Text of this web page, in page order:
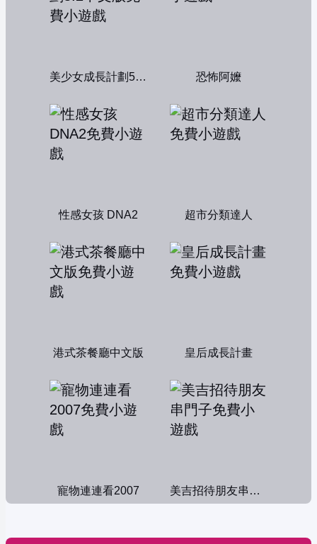
美少女成長計劃5.2中文版 恐怖阿嬤
性感女孩 DNA2 超市分類達人
港式茶餐廳中文版 皇后成長計畫
寵物連連看2007 美吉招待朋友串門子